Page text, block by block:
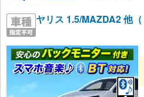
ヤリス 1.5/MAZDA2 他（